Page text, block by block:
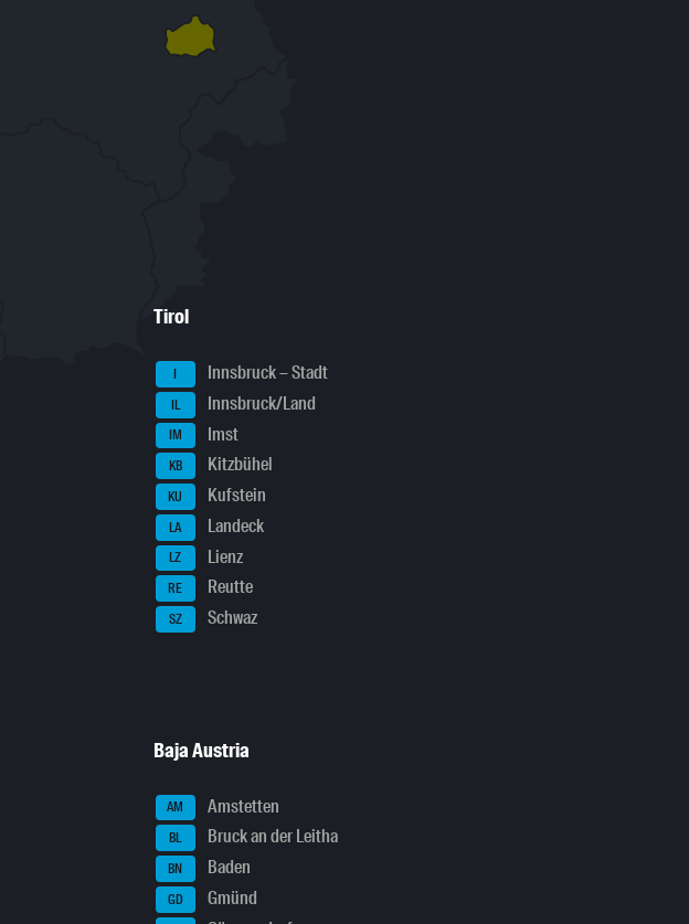
Tirol
I Innsbruck – Stadt
IL Innsbruck/Land
IM Imst
KB Kitzbühel
KU Kufstein
LA Landeck
LZ Lienz
RE Reutte
SZ Schwaz
Baja Austria
AM Amstetten
BL Bruck an der Leitha
BN Baden
GD Gmünd